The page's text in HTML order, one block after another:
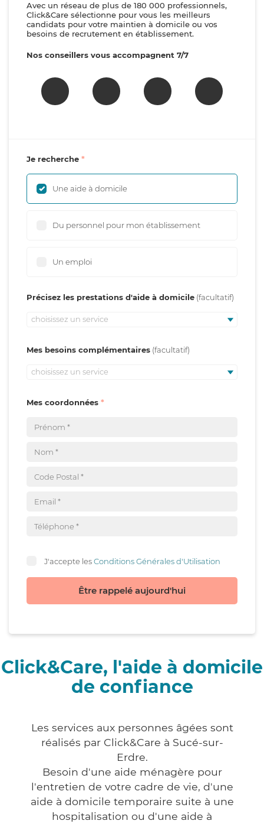
Avec un réseau de plus de 180 000 professionnels,
Click&Care sélectionne pour vous les meilleurs
candidats pour votre maintien à domicile ou vos
besoins de recrutement en établissement.
Nos conseillers vous accompagnent 7/7
Je recherche
Une aide à domicile
Du personnel pour mon établissement
Un emploi
Précisez les prestations d'aide à domicile
choisissez un service
Mes besoins complémentaires
choisissez un service
Mes coordonnées
J'accepte lesConditions Générales d'Utilisation
Être rappelé aujourd'hui
Click&Care, l'aide à domicile
de confiance
Les services aux personnes âgées sont
réalisés par Click&Care à Sucé-sur-
Erdre.
Besoin d'une aide ménagère pour
l'entretien de votre cadre de vie, d'une
aide à domicile temporaire suite à une
hospitalisation ou d'une aide à